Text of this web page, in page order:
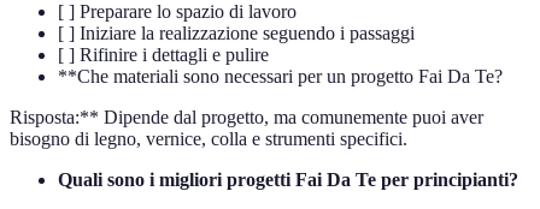
[ ] Preparare lo spazio di lavoro
[ ] Iniziare la realizzazione seguendo i passaggi
[ ] Rifinire i dettagli e pulire
**Che materiali sono necessari per un progetto Fai Da Te?
Risposta:** Dipende dal progetto, ma comunemente puoi aver
bisogno di legno, vernice, colla e strumenti specifici.
Quali sono i migliori progetti Fai Da Te per principianti?